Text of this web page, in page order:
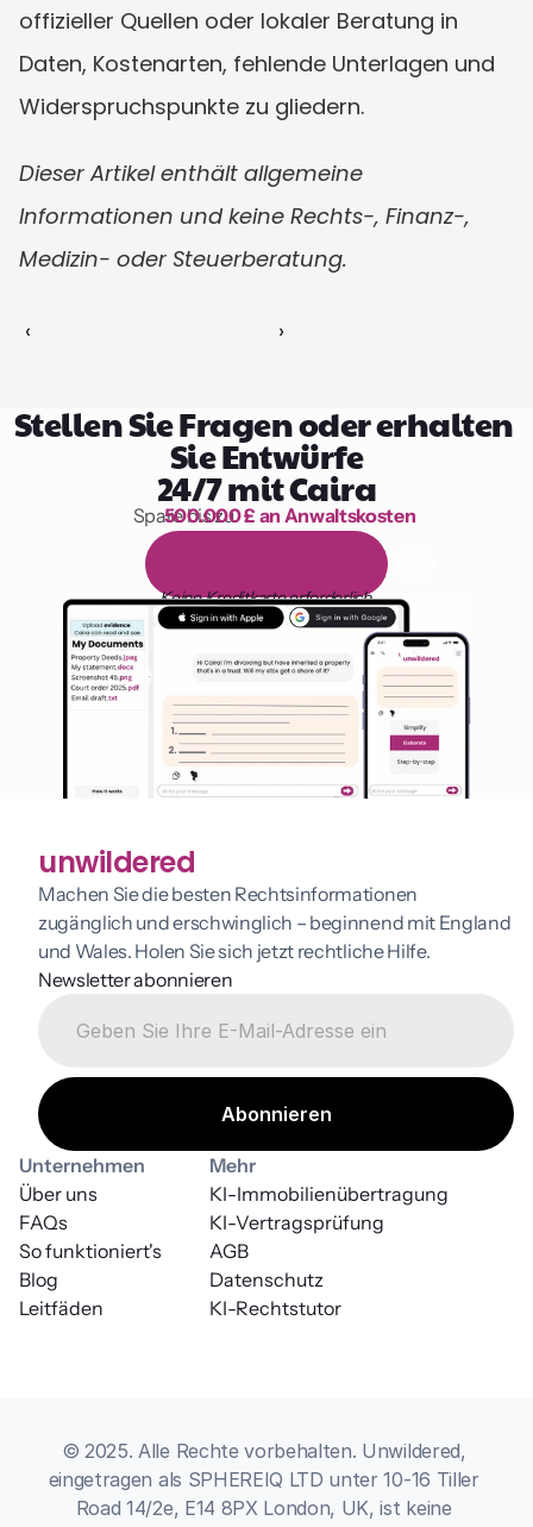
offizieller Quellen oder lokaler Beratung in
Daten, Kostenarten, fehlende Unterlagen und
Widerspruchspunkte zu gliedern.
Dieser Artikel enthält allgemeine
Informationen und keine Rechts-, Finanz-,
Medizin- oder Steuerberatung.
‹ ›
Stellen Sie Fragen oder erhalten
Sie Entwürfe
24/7 mit Caira
1.000 Stunden Lesen
Spare bis zu
500.000 £ an Anwaltskosten
äg on
Keine Kreditkarte erforderlich
unwildered
Machen Sie die besten Rechtsinformationen
zugänglich und erschwinglich – beginnend mit England
und Wales. Holen Sie sich jetzt rechtliche Hilfe.
Newsletter abonnieren
Unternehmen
Über uns
FAQs
So funktioniert's
Blog
Leitfäden
Mehr
AGB
KI-Vertragsprüfung
KI-Rechtstutor
Datenschutz
KI-Immobilienübertragung
© 2025. Alle Rechte vorbehalten. Unwildered,
eingetragen als SPHEREIQ LTD unter 10-16 Tiller
Road 14/2e, E14 8PX London, UK, ist keine